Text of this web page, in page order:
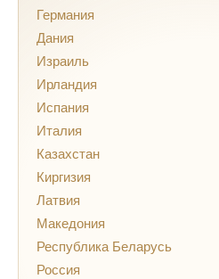
Германия
Дания
Израиль
Ирландия
Испания
Италия
Казахстан
Киргизия
Латвия
Македония
Республика Беларусь
Россия